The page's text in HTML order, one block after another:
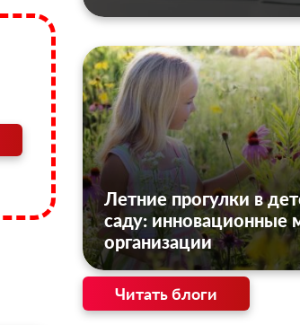
Летние прогулки в
саду: инновационные
организации
Читать блоги